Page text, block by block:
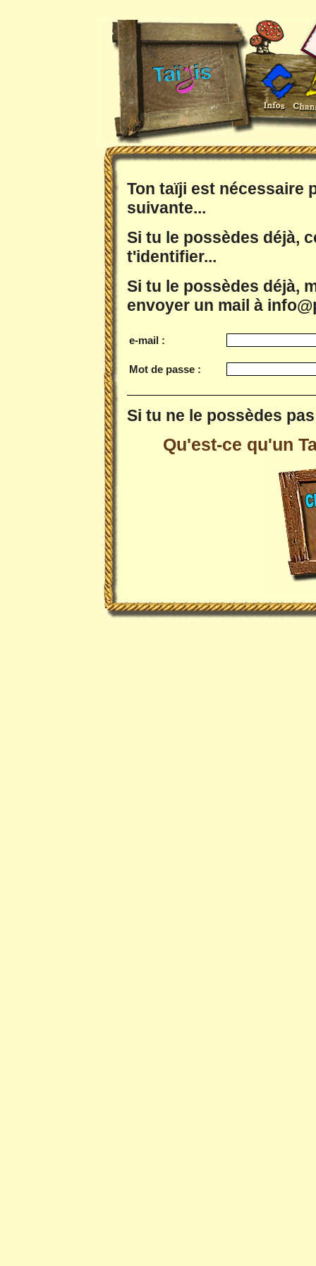
Ton taïji est nécessaire
suivante...
Si tu le possèdes déjà,
t'identifier...
Si tu le possèdes déjà,
envoyer un mail à
e-mail :
Mot de passe :
Si tu ne le possèdes
Qu'est-ce qu'un